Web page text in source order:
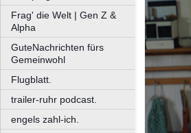
Frag' die Welt | Gen Z &
Alpha
GuteNachrichten fürs
Gemeinwohl
Flugblatt.
trailer-ruhr podcast.
engels zahl-ich.